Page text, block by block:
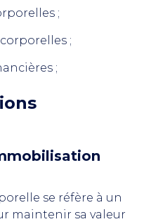
;
;
;
se réfère à un
maintenir sa valeur